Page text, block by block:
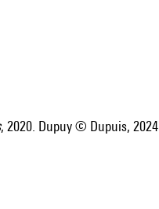
, 2020. Dupuy © Dupuis, 2024